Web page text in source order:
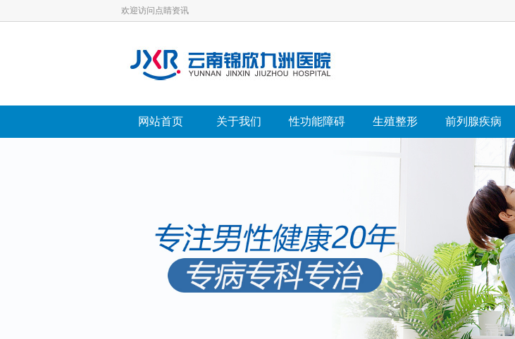
欢迎访问点睛资讯
网站首页 关于我们 性功能障碍 生殖整形 前列腺疾病